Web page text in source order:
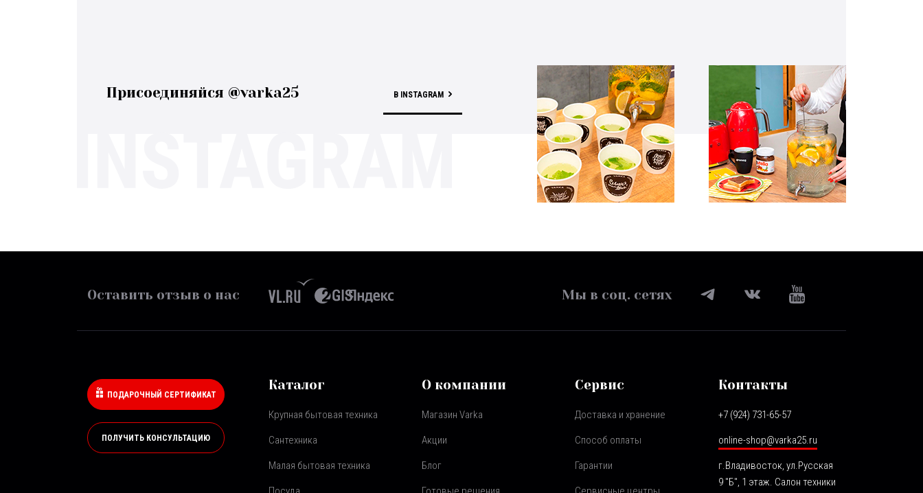
Присоединяйся @varka25 В INSTAGRAM
Оставить отзыв о нас Мы в соц. сетях
ПОДАРОЧНЫЙ СЕРТИФИКАТ
ПОЛУЧИТЬ КОНСУЛЬТАЦИЮ
Каталог
Крупная бытовая техника
Сантехника
Малая бытовая техника
О компании
Магазин Varka
Акции
Блог
Сервис
Доставка и хранение
Способ оплаты
Гарантии
Контакты
+7 (924) 731-65-57
online-shop@varka25.ru
г.Владивосток, ул.Русская
9 "Б", 1 этаж. Салон техники